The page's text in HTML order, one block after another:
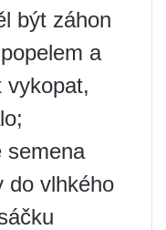
být záhon
a
vykopat,
semena
do vlhkého